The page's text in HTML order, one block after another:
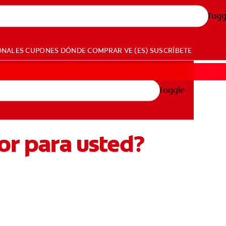
CUPONES DÓNDE COMPRAR VE (ES) SUSCRÍBETE
Toggle
para usted?